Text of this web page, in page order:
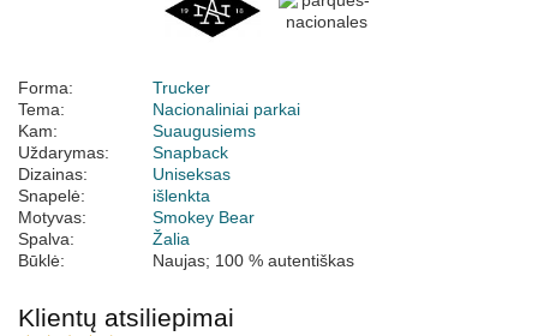
Forma:
Trucker
Tema:
Nacionaliniai parkai
Kam:
Suaugusiems
Uždarymas:
Snapback
Dizainas:
Uniseksas
Snapelė:
išlenkta
Motyvas:
Smokey Bear
Spalva:
Žalia
Būklė:
Naujas; 100 % autentiškas
Klientų atsiliepimai